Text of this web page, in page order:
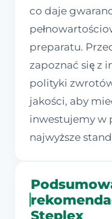
co daje
preparatu.
zapoznać się z
polityki
jakości, aby
inwestujemy w
najwyższe
Steplex